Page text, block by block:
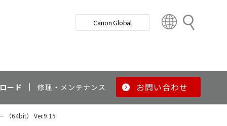
検
Canon Global
t
y
ード 修理・メンテナンス お問い合わせ
（64bit） Ver.9.15